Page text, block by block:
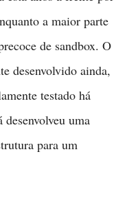
a maior parte
de sandbox. O
desenvolvido ainda,
testado há
desenvolveu uma
para um